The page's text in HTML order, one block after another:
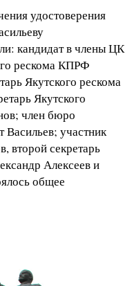
удостоверения
кандидат в члены ЦК
рескома КПРФ
Якутского рескома
Якутского
член бюро
участник
секретарь
Алексеев и
общее